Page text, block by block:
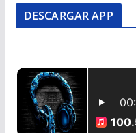
DESCARGAR APP